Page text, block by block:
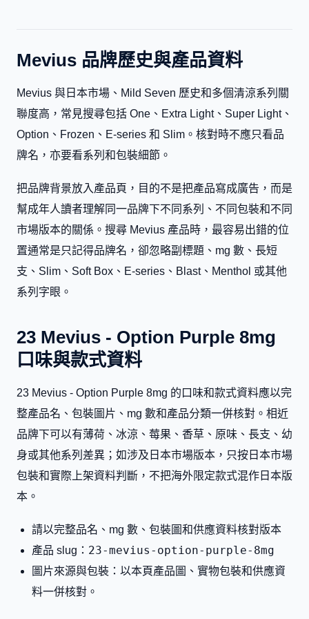
Mevius 品牌歷史與產品資料
Mevius 與日本市場、Mild Seven 歷史和多個清涼系列關
聯度高，常見搜尋包括 One、Extra Light、Super Light、
Option、Frozen、E-series 和 Slim。核對時不應只看品
牌名，亦要看系列和包裝細節。
把品牌背景放入產品頁，目的不是把產品寫成廣告，而是
幫成年人讀者理解同一品牌下不同系列、不同包裝和不同
市場版本的關係。搜尋 Mevius 產品時，最容易出錯的位
置通常是只記得品牌名，卻忽略副標題、mg 數、長短
支、Slim、Soft Box、E-series、Blast、Menthol 或其他
系列字眼。
23 Mevius - Option Purple 8mg
口味與款式資料
23 Mevius - Option Purple 8mg 的口味和款式資料應以完
整產品名、包裝圖片、mg 數和產品分類一併核對。相近
品牌下可以有薄荷、冰涼、莓果、香草、原味、長支、幼
身或其他系列差異；如涉及日本市場版本，只按日本市場
包裝和實際上架資料判斷，不把海外限定款式混作日本版
本。
請以完整品名、mg 數、包裝圖和供應資料核對版本
產品 slug： 23-mevius-option-purple-8mg
圖片來源與包裝：以本頁產品圖、實物包裝和供應資
料一併核對。